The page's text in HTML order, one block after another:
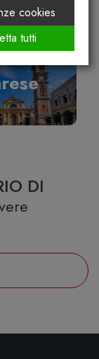
DI
cookies
tutti